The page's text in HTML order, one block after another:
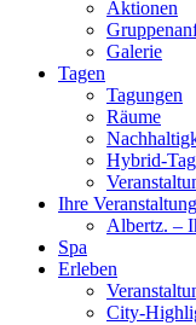
Aktionen
Galerie
Tagen
Tagungen
Räume
Hybrid-
Ihre Veranstaltung
Albertz. –
Spa
Erleben
City-